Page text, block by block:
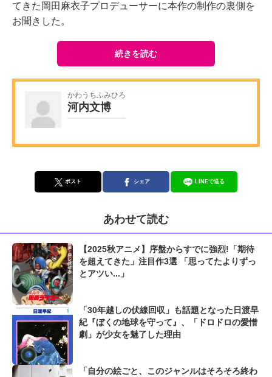
てきた岡田麻衣子プロデューサーに本作の制作の裏側を
お聞きした。
続きを読む
かわうちふみひろ
河内文博
ポスト シェア LINEで送る
あわせて読む
【2025秋アニメ】序盤からすでに強烈!「期待
を超えてきた」注目作3選 「思ってたよりずっ
とアツい...」
「30年越しの伏線回収」も話題となった日渡早
紀『ぼくの地球を守って』、「ドロドロの愛憎
劇」が少女を魅了した理由
「自分の絵ごと、このジャンルはそろそろ終わ